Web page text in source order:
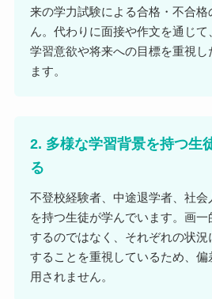
来の学力試験による合格・不合
ん。代わりに面接や作文を通じ
学習意欲や将来への目標を重視
ます。
2. 多様な学習背景を持つ生
る
不登校経験者、中途退学者、社
を持つ生徒が学んでいます。画
するのではなく、それぞれの状
することを重視しているため、
用されません。